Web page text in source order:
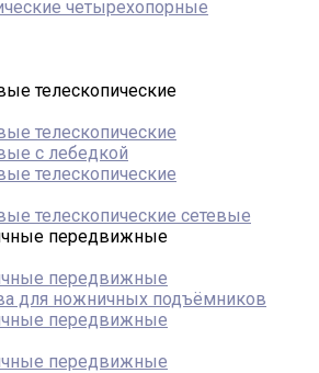
четырехопорные
телескопические
телескопические
с лебедкой
телескопические
телескопические сетевые
передвижные
передвижные
для ножничных подъёмников
передвижные
передвижные